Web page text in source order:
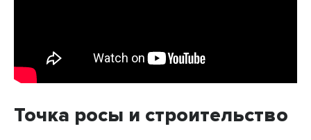
Точка росы и строительство